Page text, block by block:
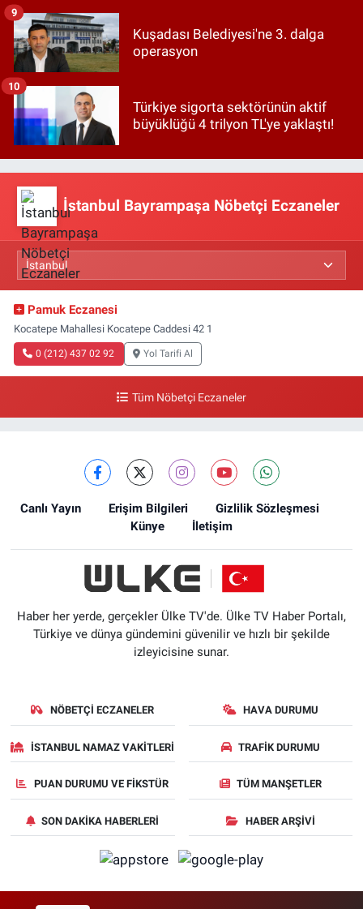
Kuşadası Belediyesi'ne 3. dalga
operasyon
9
Türkiye sigorta sektörünün aktif
büyüklüğü 4 trilyon TL'ye yaklaştı!
10
İstanbul Bayrampaşa Nöbetçi Eczaneler
Pamuk Eczanesi
Kocatepe Mahallesi Kocatepe Caddesi 42 1
0 (212) 437 02 92 Yol Tarifi Al
Tüm Nöbetçi Eczaneler
Canlı Yayın Erişim Bilgileri
Gizlilik Sözleşmesi
Künye
İletişim
Haber her yerde, gerçekler Ülke TV'de. Ülke TV Haber Portalı,
Türkiye ve dünya gündemini güvenilir ve hızlı bir şekilde
izleyicisine sunar.
NÖBETÇI ECZANELER HAVA DURUMU
İSTANBUL NAMAZ VAKITLERI TRAFIK DURUMU
PUAN DURUMU VE FIKSTÜR TÜM MANŞETLER
SON DAKIKA HABERLERI HABER ARŞIVI